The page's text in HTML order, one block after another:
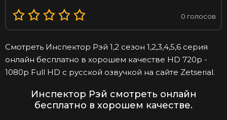
0 голосов
Смотреть Инспектор Рэй 1,2 сезон 1,2,3,4,5,6 серия
онлайн бесплатно в хорошем качестве HD 720p -
1080p Full HD с русской озвучкой на сайте Zetserial.
Инспектор Рэй смотреть онлайн
бесплатно в хорошем качестве.